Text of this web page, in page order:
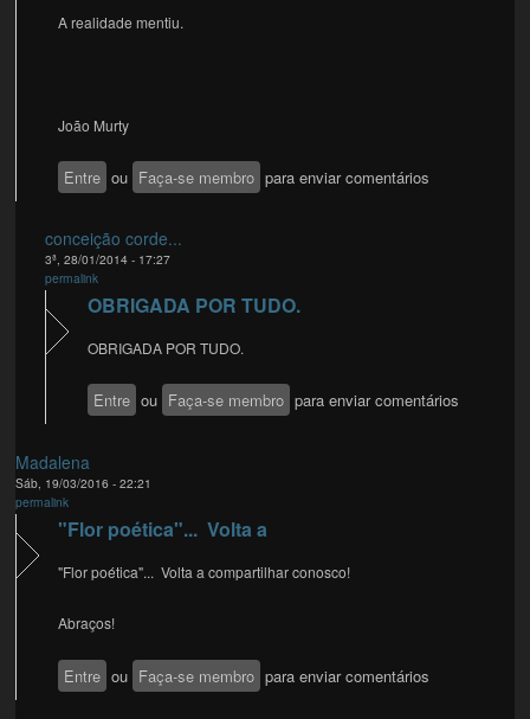
A realidade mentiu.
João Murty
Entre ou Faça-se membro para enviar comentários
conceição corde...
3ª, 28/01/2014 - 17:27
permalink
OBRIGADA POR TUDO.
OBRIGADA POR TUDO.
Entre ou Faça-se membro para enviar comentários
Madalena
Sáb, 19/03/2016 - 22:21
permalink
"Flor poética"... Volta a
"Flor poética"... Volta a compartilhar conosco!
Abraços!
Entre ou Faça-se membro para enviar comentários